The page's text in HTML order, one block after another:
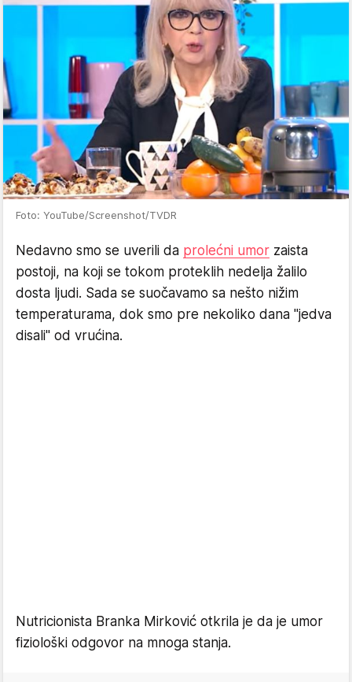
Foto: YouTube/Screenshot/TVDR
Nedavno smo se uverili da prolećni umor zaista
postoji, na koji se tokom proteklih nedelja žalilo
dosta ljudi. Sada se suočavamo sa nešto nižim
temperaturama, dok smo pre nekoliko dana "jedva
disali" od vrućina.
Nutricionista Branka Mirković otkrila je da je umor
fiziološki odgovor na mnoga stanja.